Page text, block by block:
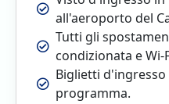
all'aeroporto del
Tutti gli
condizionata e
Biglietti
programma.